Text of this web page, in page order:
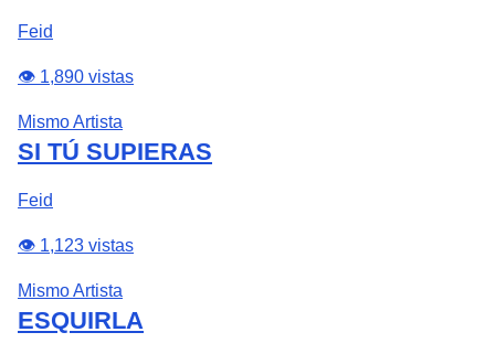
Feid
👁️ 1,890 vistas
Mismo Artista
SI TÚ SUPIERAS
Feid
👁️ 1,123 vistas
Mismo Artista
ESQUIRLA